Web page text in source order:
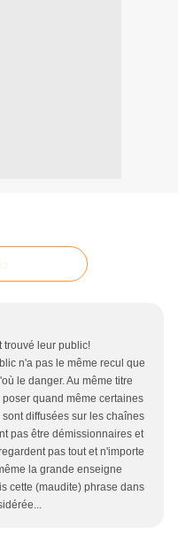
trouvé leur public!
n'a pas le même recul que
le danger. Au même titre
quand même certaines
diffusées sur les chaînes
pas être démissionnaires et
pas tout et n'importe
la grande enseigne
cette (maudite) phrase dans